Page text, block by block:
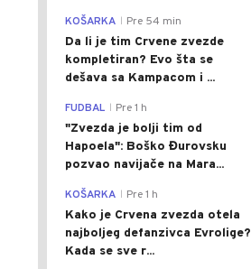
KOŠARKA Pre 54 min
Da li je tim Crvene zvezde
kompletiran? Evo šta se
dešava sa Kampacom i ...
FUDBAL Pre 1 h
"Zvezda je bolji tim od
Hapoela": Boško Đurovsku
pozvao navijače na Mara...
KOŠARKA Pre 1 h
Kako je Crvena zvezda otela
najboljeg defanzivca Evrolige?
Kada se sve r...